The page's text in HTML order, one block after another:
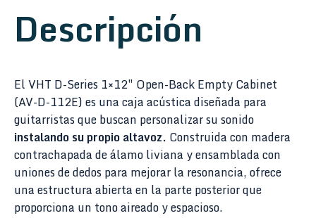
Descripción
El VHT D-Series 1×12″ Open-Back Empty Cabinet
(AV-D-112E) es una caja acústica diseñada para
guitarristas que buscan personalizar su sonido
instalando su propio altavoz. Construida con madera
contrachapada de álamo liviana y ensamblada con
uniones de dedos para mejorar la resonancia, ofrece
una estructura abierta en la parte posterior que
proporciona un tono aireado y espacioso.